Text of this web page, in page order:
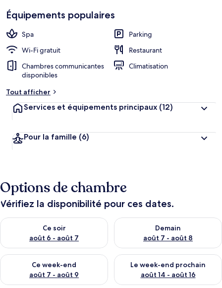
Équipements populaires
Spa
Parking
Wi-Fi gratuit
Restaurant
Chambres communicantes
disponibles
Climatisation
Tout afficher
Services et équipements principaux (12)
Pour la famille (6)
Options de chambre
Vérifiez la disponibilité pour ces dates.
Ce soir
août 6 - août 7
Vérifier la disponibilité pour ce soir août 6 - août 7
Demain
août 7 - août 8
Vérifier la disponibilité pour
Ce week-end
août 7 - août 9
Vérifier la disponibilité pour ce week-end août 7 - août 9
Le week-end prochain
août 14 - août 16
Vérifier la disponibilité pour